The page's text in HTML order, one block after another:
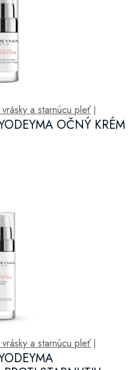
a starnúcu pleť |
OČNÝ KRÉM
a starnúcu pleť |